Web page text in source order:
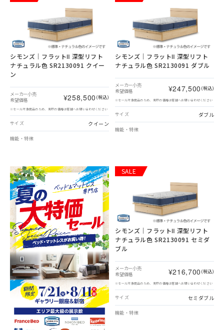
シモンズ｜フラットⅡ 深型リフト
ナチュラル色 SR2130091 クイー
ン
メーカー小売
希望価格
¥258,500 (税込)
※セール対象商品のため、実際の価格は店舗へお問い合わせください
サイズ クイーン
機能・特徴
シモンズ｜フラットⅡ 深型リフト
ナチュラル色 SR2130091 ダブル
メーカー小売
希望価格
¥247,500 (税込)
※セール対象商品のため、実際の価格は店舗へお問い合わせください
サイズ ダブル
機能・特徴
SALE
シモンズ｜フラットⅡ 深型リフト
ナチュラル色 SR2130091 セミダ
ブル
メーカー小売
希望価格
¥216,700 (税込)
※セール対象商品のため、実際の価格は店舗へお問い合わせください
サイズ セミダブル
機能・特徴